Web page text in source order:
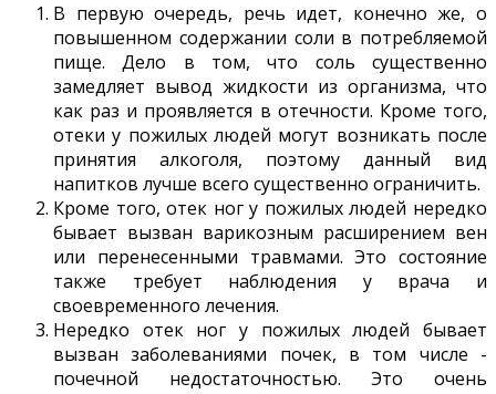
В первую очередь, речь идет, конечно же, о
повышенном содержании соли в потребляемой
пище. Дело в том, что соль существенно
замедляет вывод жидкости из организма, что
как раз и проявляется в отечности. Кроме того,
отеки у пожилых людей могут возникать после
принятия алкоголя, поэтому данный вид
напитков лучше всего существенно ограничить.
Кроме того, отек ног у пожилых людей нередко
бывает вызван варикозным расширением вен
или перенесенными травмами. Это состояние
также требует наблюдения у врача и
своевременного лечения.
Нередко отек ног у пожилых людей бывает
вызван заболеваниями почек, в том числе -
почечной недостаточностью. Это очень